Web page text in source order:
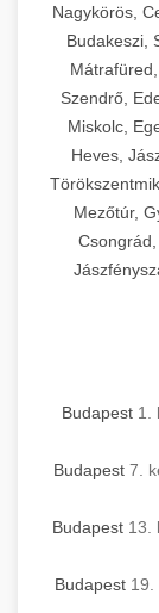
Nagykörös,
Budakeszi,
Szendrő,
Miskolc,
Heves,
Mezőtúr,
Budapest 1.
Budapest 7.
Budapest 13.
Budapest 19.